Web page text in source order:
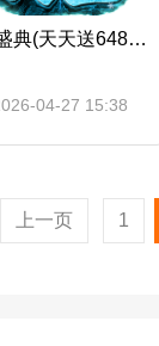
武林盛典(天天送648充值卡)
04-27 15:38
上一页 1